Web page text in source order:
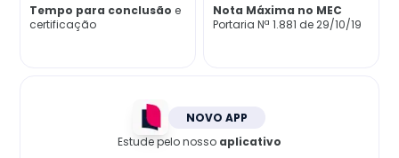
Já sou aluno
Tempo para conclusão e
certificação
Nota Máxima no MEC
Portaria Nª 1.881 de 29/10/19
NOVO APP
Estude pelo nosso aplicativo